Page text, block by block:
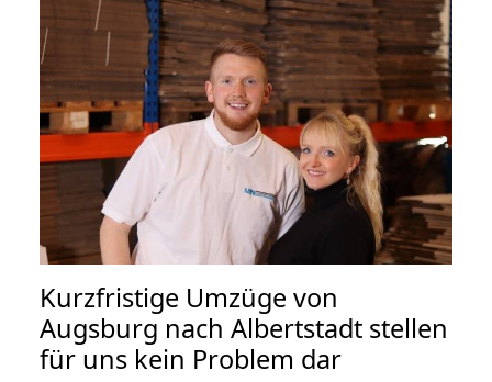
Kurzfristige Umzüge von
Augsburg nach Albertstadt stellen
für uns kein Problem dar